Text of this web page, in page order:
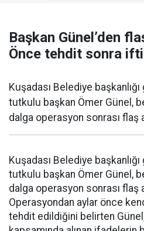
Başkan Günel’den
Önce tehdit sonra
Kuşadası Belediye
tutkulu başkan Ömer Günel,
dalga operasyon sonrası flaş
Kuşadası Belediye
tutkulu başkan Ömer Günel,
dalga operasyon sonrası flaş
Operasyondan aylar önce
tehdit edildiğini belirten